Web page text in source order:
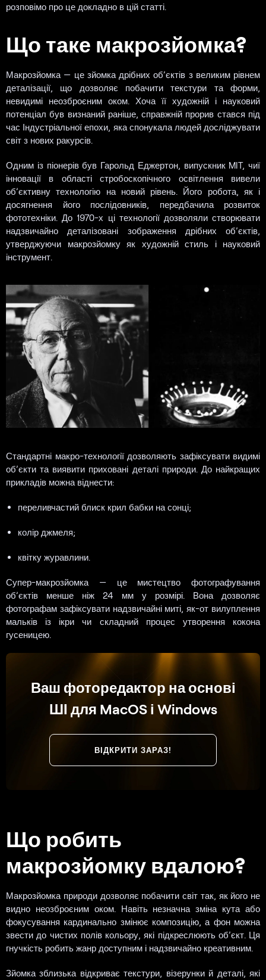
розповімо про це докладно в цій статті.
Що таке макрозйомка?
Макрозйомка — це зйомка дрібних об’єктів з великим рівнем
деталізації, що дозволяє побачити текстури та форми,
невидимі неозброєним оком. Хоча її художній і науковий
потенціал був визнаний раніше, справжній прорив стався під
час Індустріальної епохи, яка спонукала людей досліджувати
світ з нових ракурсів.
Одним із піонерів був Гарольд Еджертон, випускник MIT, чиї
інновації в області стробоскопічного освітлення вивели
об’єктивну технологію на новий рівень. Його робота, як і
досягнення його послідовників, передбачила розвиток
фототехніки. До 1970-х ці технології дозволяли створювати
надзвичайно деталізовані зображення дрібних об’єктів,
утверджуючи макрозйомку як художній стиль і науковий
інструмент.
Стандартні макро-технології дозволяють зафіксувати видимі
об’єкти та виявити приховані деталі природи. До найкращих
прикладів можна віднести:
переливчастий блиск крил бабки на сонці;
колір джмеля;
квітку журавлини.
Супер-макрозйомка — це мистецтво фотографування
об’єктів менше ніж 24 мм у розмірі. Вона дозволяє
фотографам зафіксувати надзвичайні миті, як-от вилуплення
мальків із ікри чи складний процес утворення кокона
гусеницею.
Ваш фоторедактор на основі
ШІ для MacOS і Windows
ВІДКРИТИ ЗАРАЗ!
Що робить
макрозйомку вдалою?
Макрозйомка природи дозволяє побачити світ так, як його не
видно неозброєним оком. Навіть незначна зміна кута або
фокусування кардинально змінює композицію, а фон можна
звести до чистих полів кольору, які підкреслюють об’єкт. Ця
гнучкість робить жанр доступним і надзвичайно креативним.
Зйомка зблизька відкриває текстури, візерунки й деталі, які